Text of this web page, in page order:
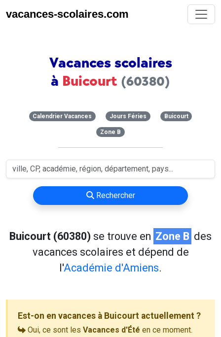
vacances-scolaires.com
Vacances scolaires
à Buicourt (60380)
Calendrier Vacances Jours Féries Buicourt
Zone B
Rechercher
Buicourt (60380) se trouve en Zone B des
vacances scolaires et dépend de
l'Académie d'Amiens.
Est-on en vacances à Buicourt actuellement ?
Oui, ce sont les Vacances d'Été en ce moment.